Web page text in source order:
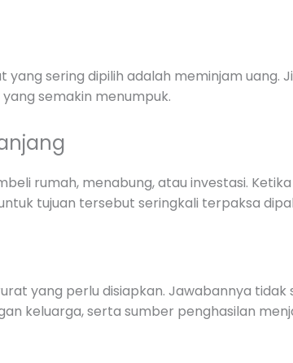
sering dipilih adalah meminjam uang.
semakin menumpuk.
rumah, menabung, atau investasi.
tujuan tersebut seringkali terpaksa
yang perlu disiapkan. Jawabannya tidak
keluarga, serta sumber penghasilan